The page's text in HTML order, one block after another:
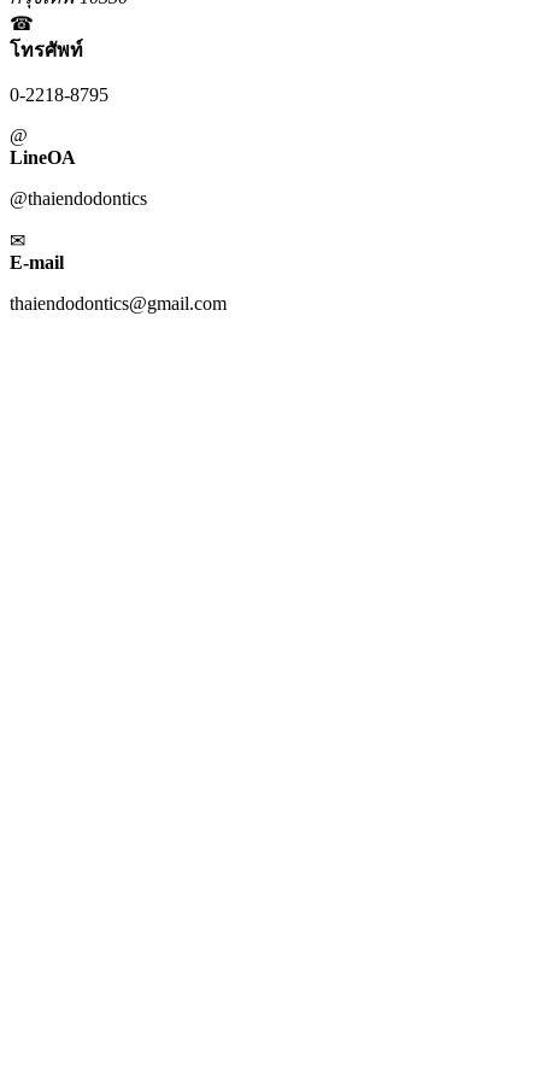
☎
โทรศัพท์
0-2218-8795
@
LineOA
@thaiendodontics
✉
E-mail
thaiendodontics@gmail.com